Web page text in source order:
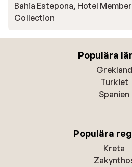
Bahia Estepona, Hotel
Collection
Populära
Grekland
Turkiet
Spanien
Populära
Kreta